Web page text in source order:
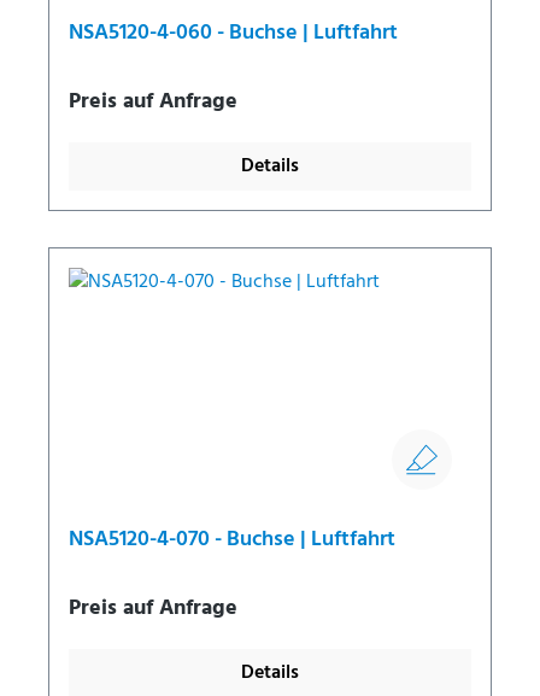
NSA5120-4-060 - Buchse | Luftfahrt
Preis auf Anfrage
Details
NSA5120-4-070 - Buchse | Luftfahrt
Preis auf Anfrage
Details